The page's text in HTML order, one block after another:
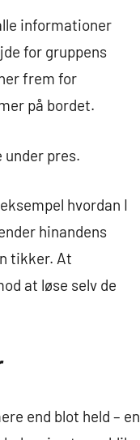
informationer
for gruppens
frem for
på bordet.
pres.
hvordan I
hinandens
tikker. At
at løse selv de
end blot held – en